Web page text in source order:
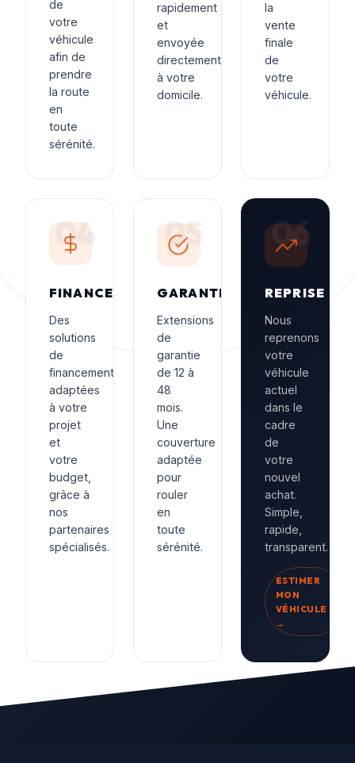
de
votre
véhicule
afin de
prendre
la route
en
toute
sérénité.
rapidement
et
envoyée
directement
à votre
domicile.
la
vente
finale
de
votre
véhicule.
04
FINANCEMENT
Des
solutions
de
financement
adaptées
à votre
projet
et
votre
budget,
grâce à
nos
partenaires
spécialisés.
05
GARANTIE
Extensions
de
garantie
de 12 à
48
mois.
Une
couverture
adaptée
pour
rouler
en
toute
sérénité.
06
REPRISE
Nous
reprenons
votre
véhicule
actuel
dans le
cadre
de
votre
nouvel
achat.
Simple,
rapide,
transparent.
ESTIMER
MON
VÉHICULE
→